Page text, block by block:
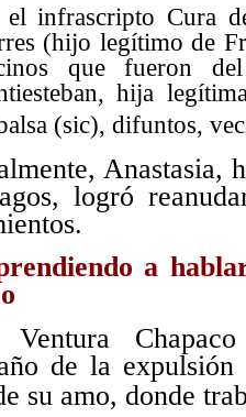
infrascripto Cura
(hijo legítimo de
que fueron
hija
(sic), difuntos,
Anastasia,
logró
a
Ventura
de la expulsión
su amo, donde